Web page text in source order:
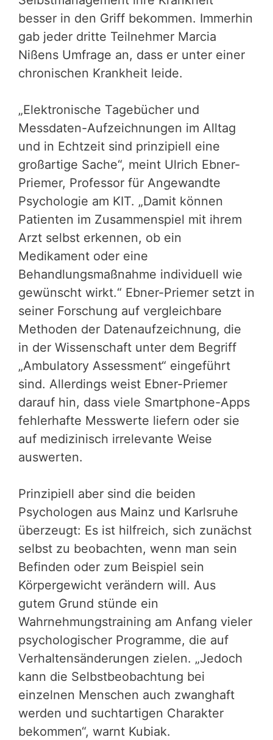
besser in den Griff bekommen. Immerhin
gab jeder dritte Teilnehmer Marcia
Nißens Umfrage an, dass er unter einer
chronischen Krankheit leide.
„Elektronische Tagebücher und
Messdaten-Aufzeichnungen im Alltag
und in Echtzeit sind prinzipiell eine
großartige Sache“, meint Ulrich Ebner-
Priemer, Professor für Angewandte
Psychologie am KIT. „Damit können
Patienten im Zusammenspiel mit ihrem
Arzt selbst erkennen, ob ein
Medikament oder eine
Behandlungsmaßnahme individuell wie
gewünscht wirkt.“ Ebner-Priemer setzt in
seiner Forschung auf vergleichbare
Methoden der Datenaufzeichnung, die
in der Wissenschaft unter dem Begriff
„Ambulatory Assessment“ eingeführt
sind. Allerdings weist Ebner-Priemer
darauf hin, dass viele Smartphone-Apps
fehlerhafte Messwerte liefern oder sie
auf medizinisch irrelevante Weise
auswerten.
Prinzipiell aber sind die beiden
Psychologen aus Mainz und Karlsruhe
überzeugt: Es ist hilfreich, sich zunächst
selbst zu beobachten, wenn man sein
Befinden oder zum Beispiel sein
Körpergewicht verändern will. Aus
gutem Grund stünde ein
Wahrnehmungstraining am Anfang vieler
psychologischer Programme, die auf
Verhaltensänderungen zielen. „Jedoch
kann die Selbstbeobachtung bei
einzelnen Menschen auch zwanghaft
werden und suchtartigen Charakter
bekommen“, warnt Kubiak.